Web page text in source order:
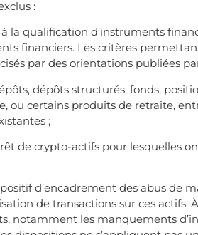
:
la qualification d’instruments
financiers. Les critères
par des orientations publiées par
dépôts structurés, fonds,
ou certains produits de retraite,
;
de crypto-actifs pour lesquelles
d’encadrement des abus de
de transactions sur ces
notamment les manquements